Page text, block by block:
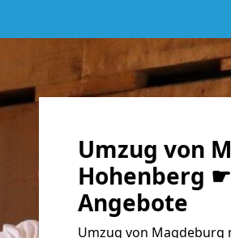
Umzug von
Hohenberg
Angebote
Umzug von Magdeburg